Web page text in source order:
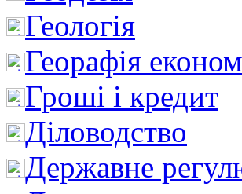
Геологія
Георафія
Гроші і кредит
Діловодство
Державне